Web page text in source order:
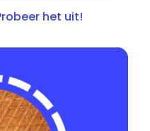
het uit!